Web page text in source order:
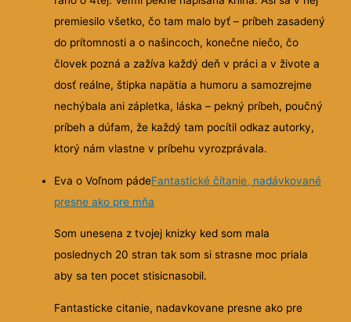
premiesilo všetko, čo tam malo byť – príbeh zasadený
do prítomnosti a o našincoch, konečne niečo, čo
človek pozná a zažíva každý deň v práci a v živote a
dosť reálne, štipka napätia a humoru a samozrejme
nechýbala ani zápletka, láska – pekný príbeh, poučný
príbeh a dúfam, že každý tam pocítil odkaz autorky,
ktorý nám vlastne v príbehu vyrozprávala.
Eva o Voľnom pádeFantastické čítanie, nadávkované
presne ako pre mňa
Som unesena z tvojej knizky ked som mala
poslednych 20 stran tak som si strasne moc priala
aby sa ten pocet stisicnasobil.
Fantasticke citanie, nadavkovane presne ako pre